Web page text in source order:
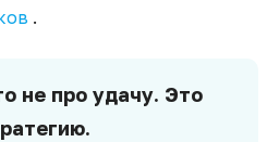
.
не про удачу. Это